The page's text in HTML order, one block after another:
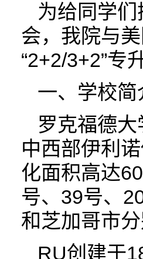
为给同学
会，我院与
“2+2/3+2”专
一、学校简
罗克福德
中西部伊利
化面积高达
号、39号、
和芝加哥市
RU创建于